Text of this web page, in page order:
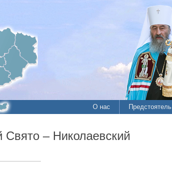
О нас Предстоятель
– Николаевский